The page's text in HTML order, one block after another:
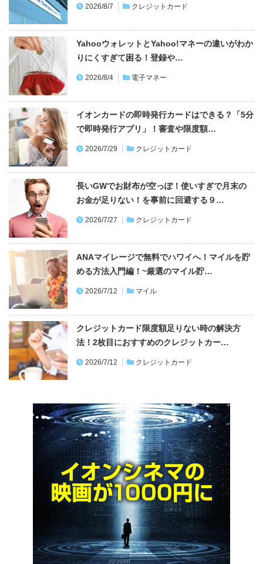
2026/8/7 クレジットカード
YahooウォレットとYahoo!マネーの違いがわか
りにくすぎて困る！登録や…
2026/8/4 電子マネー
イオンカードの即時発行カードはできる？「5分
で即時発行アプリ」！審査や限度額…
2026/7/29 クレジットカード
長いGWでお財布が空っぽ！使いすぎで月末の
お金が足りない！を事前に回避する９…
2026/7/27 クレジットカード
ANAマイレージで無料でハワイへ！マイルを貯
める方法入門編！~厳選のマイル貯…
2026/7/12 マイル
クレジットカード限度額足りない時の解決方
法！2枚目におすすめのクレジットカー…
2026/7/12 クレジットカード